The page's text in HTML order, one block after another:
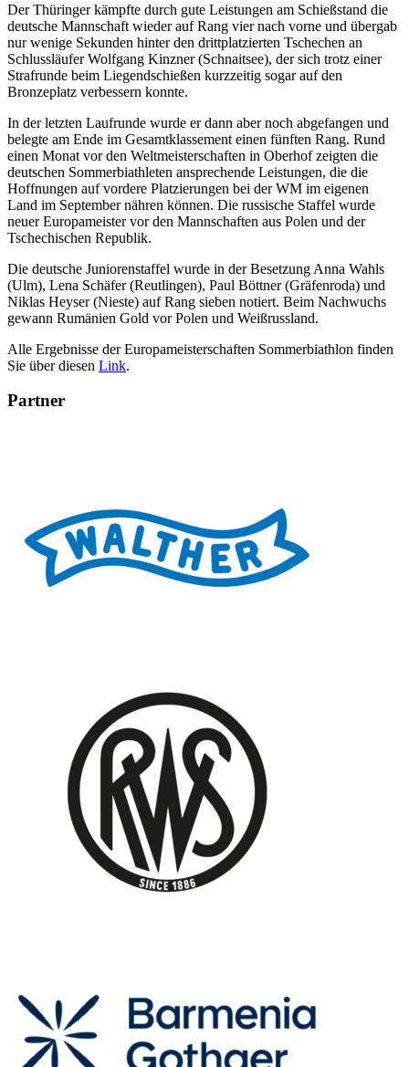
Der Thüringer kämpfte durch gute Leistungen am Schießstand die
deutsche Mannschaft wieder auf Rang vier nach vorne und übergab
nur wenige Sekunden hinter den drittplatzierten Tschechen an
Schlussläufer Wolfgang Kinzner (Schnaitsee), der sich trotz einer
Strafrunde beim Liegendschießen kurzzeitig sogar auf den
Bronzeplatz verbessern konnte.
In der letzten Laufrunde wurde er dann aber noch abgefangen und
belegte am Ende im Gesamtklassement einen fünften Rang. Rund
einen Monat vor den Weltmeisterschaften in Oberhof zeigten die
deutschen Sommerbiathleten ansprechende Leistungen, die die
Hoffnungen auf vordere Platzierungen bei der WM im eigenen
Land im September nähren können. Die russische Staffel wurde
neuer Europameister vor den Mannschaften aus Polen und der
Tschechischen Republik.
Die deutsche Juniorenstaffel wurde in der Besetzung Anna Wahls
(Ulm), Lena Schäfer (Reutlingen), Paul Böttner (Gräfenroda) und
Niklas Heyser (Nieste) auf Rang sieben notiert. Beim Nachwuchs
gewann Rumänien Gold vor Polen und Weißrussland.
Alle Ergebnisse der Europameisterschaften Sommerbiathlon finden
Sie über diesen Link.
Partner